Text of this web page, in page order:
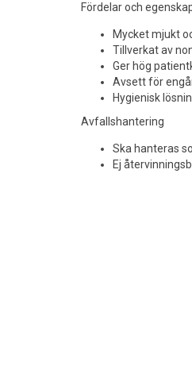
Fördelar och
Mycket mjukt
Tillverkat av
Ger hög
Avsett för
Hygienisk
Avfallshantering
Ska hanteras
Ej